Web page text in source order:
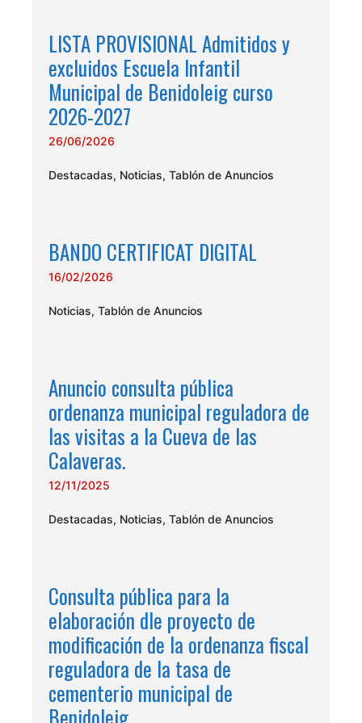
LISTA PROVISIONAL Admitidos y
excluidos Escuela Infantil
Municipal de Benidoleig curso
2026-2027
26/06/2026
Destacadas, Noticias, Tablón de Anuncios
BANDO CERTIFICAT DIGITAL
16/02/2026
Noticias, Tablón de Anuncios
Anuncio consulta pública
ordenanza municipal reguladora de
las visitas a la Cueva de las
Calaveras.
12/11/2025
Destacadas, Noticias, Tablón de Anuncios
Consulta pública para la
elaboración dle proyecto de
modificación de la ordenanza fiscal
reguladora de la tasa de
cementerio municipal de
Benidoleig.